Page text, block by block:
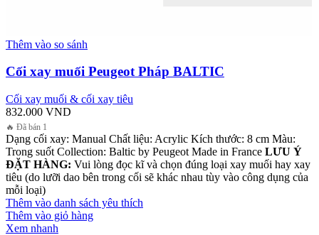
Thêm vào so sánh
Cối xay muối Peugeot Pháp BALTIC
Cối xay muối & cối xay tiêu
832.000 VND
🔥 Đã bán 1
Dạng cối xay: Manual Chất liệu: Acrylic Kích thước: 8 cm Màu:
Trong suốt Collection: Baltic by Peugeot Made in France LƯU Ý
ĐẶT HÀNG: Vui lòng đọc kĩ và chọn đúng loại xay muối hay xay
tiêu (do lưỡi dao bên trong cối sẽ khác nhau tùy vào công dụng của
mỗi loại)
Thêm vào danh sách yêu thích
Thêm vào giỏ hàng
Xem nhanh